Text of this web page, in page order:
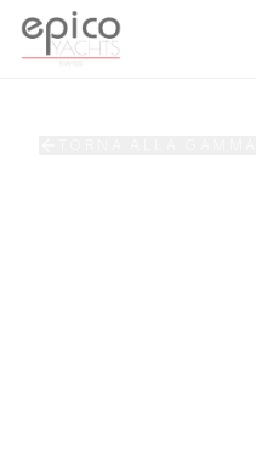
Salta al contenuto principale